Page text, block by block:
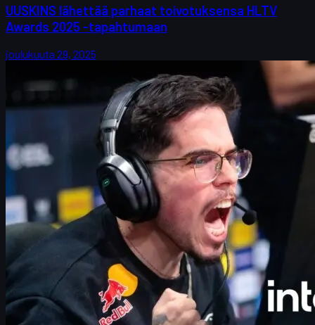
UUSKINS lähettää parhaat toivotuksensa HLTV
Awards 2025 -tapahtumaan
joulukuuta 29, 2025